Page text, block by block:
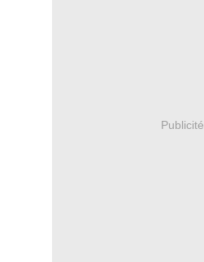
Publicité